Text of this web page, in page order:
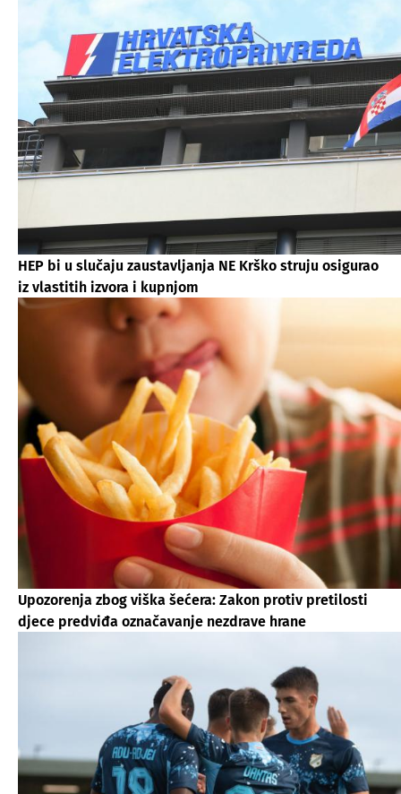
HEP bi u slučaju zaustavljanja NE Krško struju osigurao
iz vlastitih izvora i kupnjom
Upozorenja zbog viška šećera: Zakon protiv pretilosti
djece predviđa označavanje nezdrave hrane